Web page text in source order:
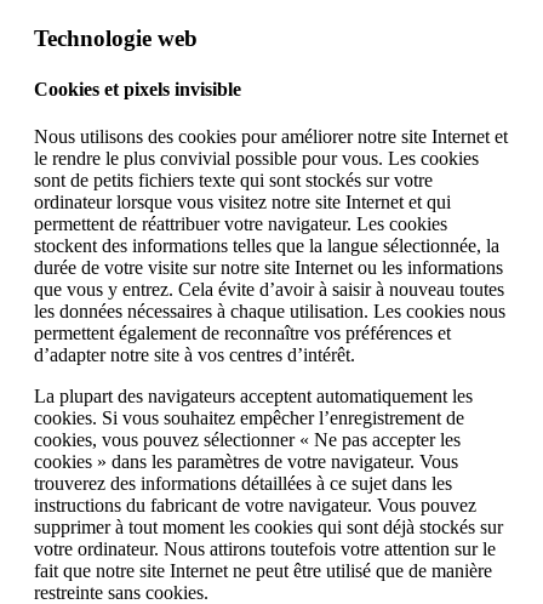
Technologie web
Cookies et pixels invisible
Nous utilisons des cookies pour améliorer notre site Internet et
le rendre le plus convivial possible pour vous. Les cookies
sont de petits fichiers texte qui sont stockés sur votre
ordinateur lorsque vous visitez notre site Internet et qui
permettent de réattribuer votre navigateur. Les cookies
stockent des informations telles que la langue sélectionnée, la
durée de votre visite sur notre site Internet ou les informations
que vous y entrez. Cela évite d’avoir à saisir à nouveau toutes
les données nécessaires à chaque utilisation. Les cookies nous
permettent également de reconnaître vos préférences et
d’adapter notre site à vos centres d’intérêt.
La plupart des navigateurs acceptent automatiquement les
cookies. Si vous souhaitez empêcher l’enregistrement de
cookies, vous pouvez sélectionner « Ne pas accepter les
cookies » dans les paramètres de votre navigateur. Vous
trouverez des informations détaillées à ce sujet dans les
instructions du fabricant de votre navigateur. Vous pouvez
supprimer à tout moment les cookies qui sont déjà stockés sur
votre ordinateur. Nous attirons toutefois votre attention sur le
fait que notre site Internet ne peut être utilisé que de manière
restreinte sans cookies.